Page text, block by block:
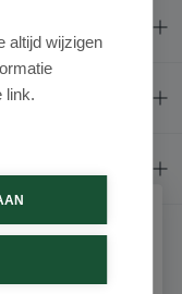
altijd wijzigen
link.
en persoonlijk